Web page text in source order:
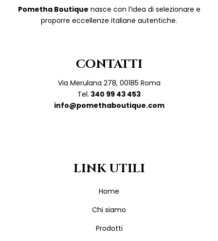
Pometha Boutique nasce con l’idea di selezionare e
proporre eccellenze italiane autentiche.
CONTATTI
Via Merulana 278, 00185 Roma
Tel. 340 99 43 453
info@pomethaboutique.com
LINK UTILI
Home
Chi siamo
Prodotti